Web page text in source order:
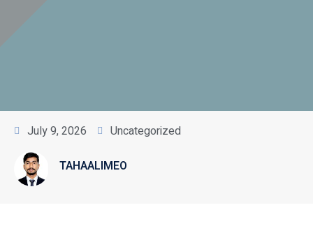
July 9, 2026 Uncategorized
TAHAALIMEO